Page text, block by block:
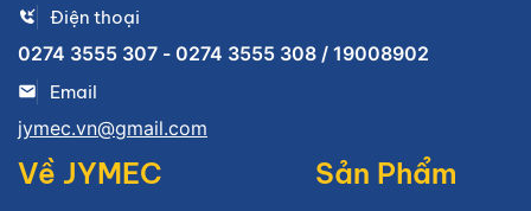
Điện thoại
0274 3555 307 - 0274 3555 308 / 19008902
Email
jymec.vn@gmail.com
Về JYMEC Sản Phẩm